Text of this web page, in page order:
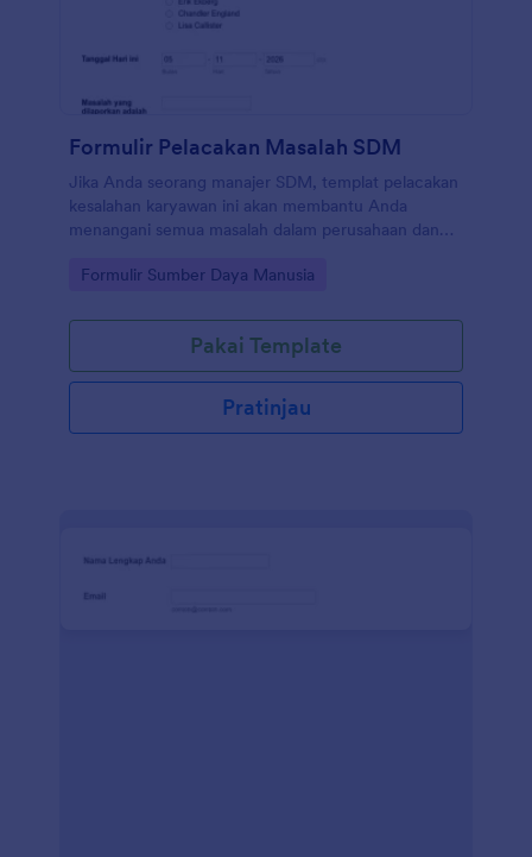
Formulir Pelacakan Masalah SDM
Jika Anda seorang manajer SDM, templat pelacakan
kesalahan karyawan ini akan membantu Anda
menangani semua masalah dalam perusahaan dan
tugas-tugas Anda di departemen SDM. Formulir
menambahkan karyawan dalam perusahaan yang
sama dan meminta mereka untuk memilih jenis
kontak, divisi, dan jenis masalah yang mereka
Go to Category:
Formulir Sumber Daya Manusia
Pakai Template
Pratinjau